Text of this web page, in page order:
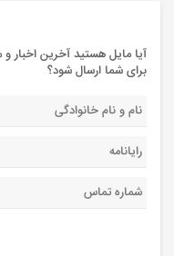
آیا مایل هستید آخرین اخبار و
برای شما ارسال شود؟